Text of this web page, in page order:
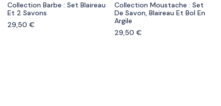
Collection Barbe : Set Blaireau
Et 2 Savons
29,50 €
Collection Moustache : Set
De Savon, Blaireau Et Bol En
Argile
29,50 €